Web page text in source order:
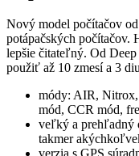
Nový model počítačov
potápačských počítačov.
lepšie čitateľný. Od
použiť až 10 zmesí a 3
módy: AIR,
mód, CCR mód,
veľký a prehľadný
takmer